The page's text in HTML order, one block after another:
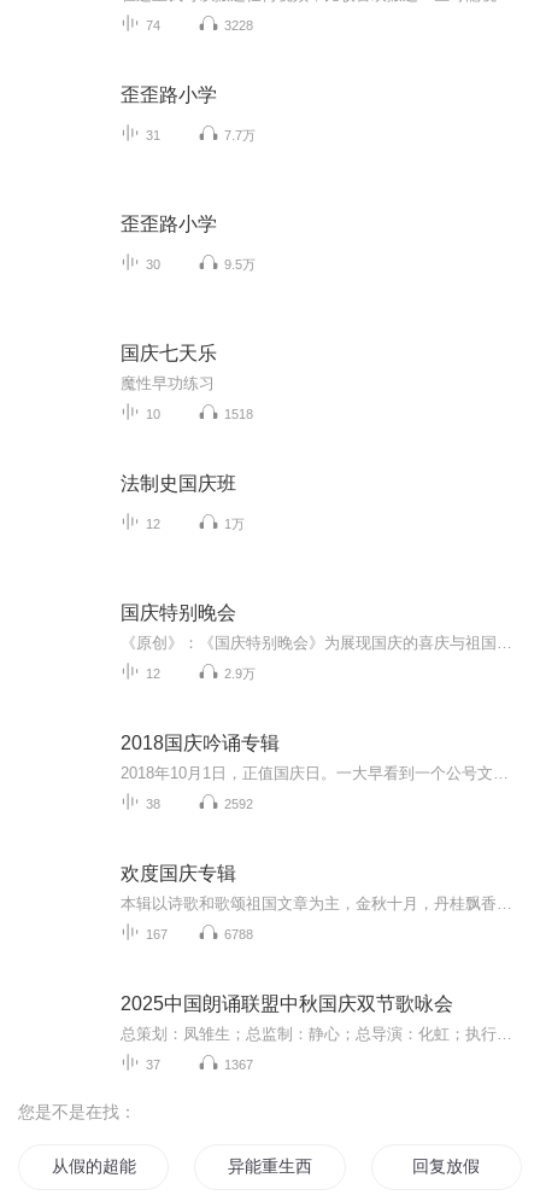
74 3228
歪歪路小学
31 7.7万
歪歪路小学
30 9.5万
国庆七天乐
魔性早功练习
10 1518
法制史国庆班
12 1万
国庆特别晚会
12 2.9万
2018国庆吟诵专辑
38 2592
欢度国庆专辑
167 6788
2025中国朗诵联盟中秋国庆双节歌咏会
37 1367
您是不是在找：
从假的超能力节目开始 异能重生西门庆 回复放假